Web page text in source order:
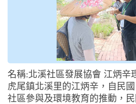
名稱:北溪社區發展協會 江炳辛
虎尾鎮北溪里的江炳辛，自民
社區參與及環境教育的推動，